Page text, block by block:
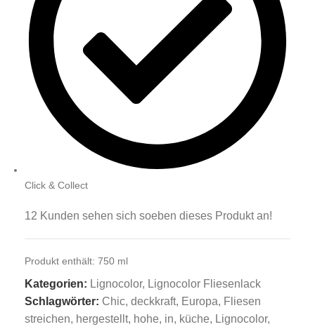
Click & Collect
12 Kunden sehen sich soeben dieses Produkt an!
Produkt enthält: 750 ml
Kategorien: Lignocolor, Lignocolor Fliesenlack
Schlagwörter: Chic, deckkraft, Europa, Fliesen
streichen, hergestellt, hohe, in, küche, Lignocolor,